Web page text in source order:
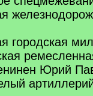
городская
Юрий